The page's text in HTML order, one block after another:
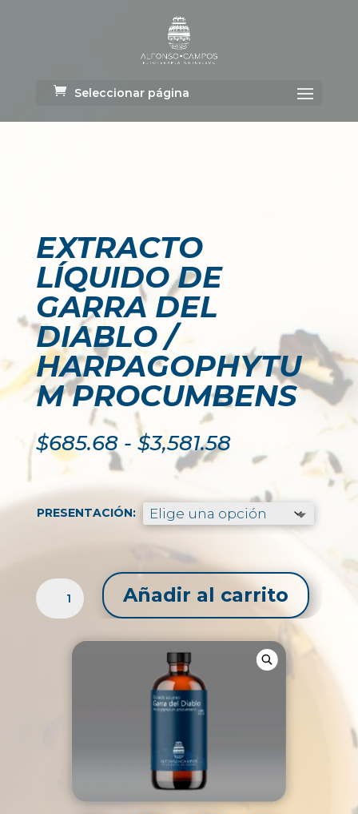
Seleccionar página
EXTRACTO
LÍQUIDO DE
GARRA DEL
DIABLO /
HARPAGOPHYTU
M PROCUMBENS
$685.68 - $3,581.58Rango
de
precios:
desde
$685.68
hasta
PRESENTACIÓN:
EXTRACTO
LÍQUIDO
GARRA
Añadir al carrito